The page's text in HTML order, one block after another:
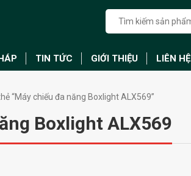
TIN TỨC GIỚI THIỆU LIÊN HỆ
“Máy chiếu đa năng Boxlight ALX569”
Boxlight ALX569